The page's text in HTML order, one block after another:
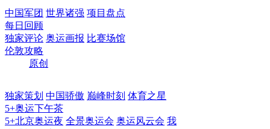
中国军团 世界诸强 项目盘点
每日回顾
独家评论 奥运画报 比赛场馆
伦敦攻略
原创
独家策划 中国骄傲 巅峰时刻 体育之星
5+奥运下午茶
5+北京奥运夜 全景奥运会 奥运风云会 我